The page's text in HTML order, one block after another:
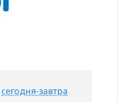
сегодня-завтра